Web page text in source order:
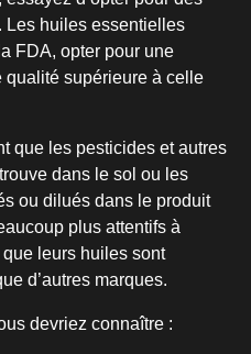
Les huiles essentielles
FDA, opter pour une
qualité supérieure à celle
que les pesticides et autres
dans le sol ou les
ou dilués dans le produit
plus attentifs à
que leurs huiles sont
d’autres marques.
devriez connaître :